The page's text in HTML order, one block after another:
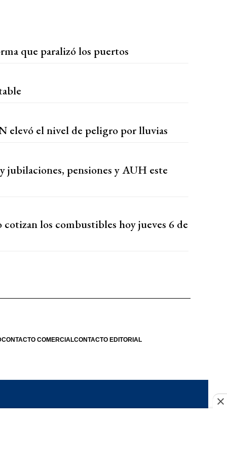
que paralizó los puertos
elevó el nivel de peligro por lluvias
jubilaciones, pensiones y AUH este
los combustibles hoy jueves 6 de
CONTACTO COMERCIALCONTACTO EDITORIAL